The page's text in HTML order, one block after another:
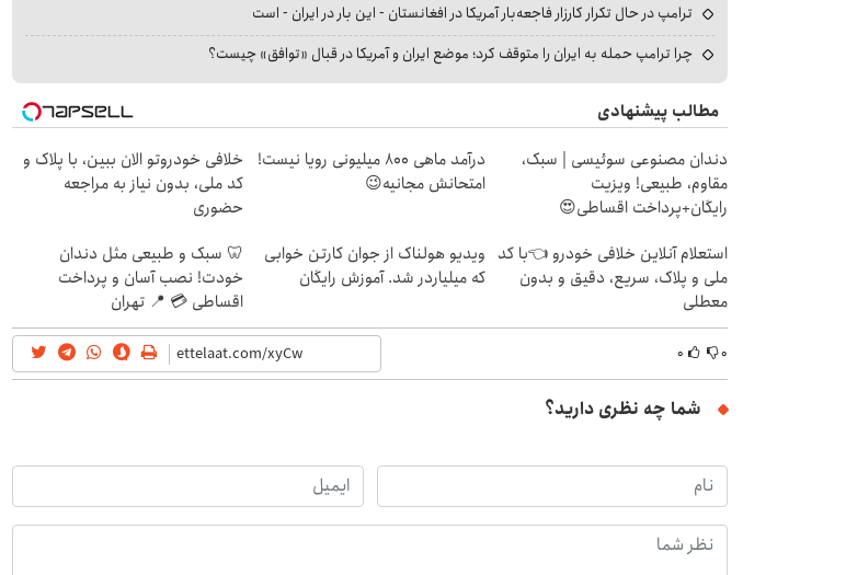
ترامپ در حال تکرار کارزار فاجعه‌بار آمریکا در افغانستان - این بار در ایران - است
چرا ترامپ حمله به ایران را متوقف کرد؛ موضع ایران و آمریکا در قبال «توافق» چیست؟
مطالب پیشنهادی
دندان مصنوعی سوئیسی | سبک،
مقاوم، طبیعی! ویزیت
رایگان+پرداخت اقساطی😍
درآمد ماهی 800 میلیونی رویا نیست!
امتحانش مجانیه😉
خلافی خودروتو الان ببین، با پلاک و
کد ملی، بدون نیاز به مراجعه
حضوری
استعلام آنلاین خلافی خودرو 👈با کد
ملی و پلاک، سریع، دقیق و بدون
معطلی
ویدیو هولناک از جوان کارتن خوابی
که میلیاردر شد. آموزش رایگان
🦷 سبک و طبیعی مثل دندان
خودت! نصب آسان و پرداخت
اقساطی 💳 📍 تهران
۰ ۰
شما چه نظری دارید؟